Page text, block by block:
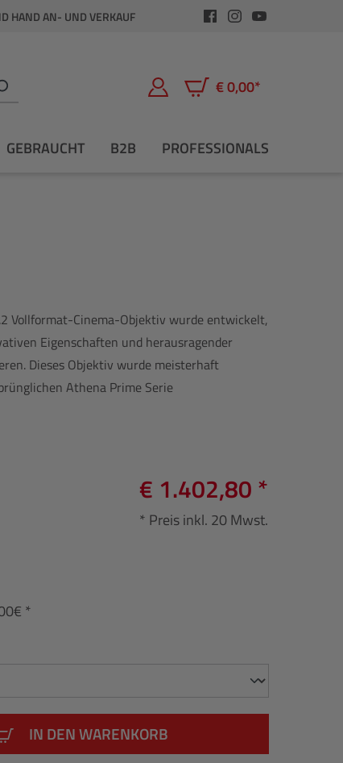
HAND AN- UND VERKAUF
€ 0,00*
Warenkorb enthält 0
GEBRAUCHT B2B PROFESSIONALS
Vollformat-Cinema-Objektiv wurde entwickelt,
Eigenschaften und herausragender
Dieses Objektiv wurde meisterhaft
Athena Prime Serie
€ 1.402,80 *
* Preis inkl. 20 Mwst.
*
IN DEN WARENKORB